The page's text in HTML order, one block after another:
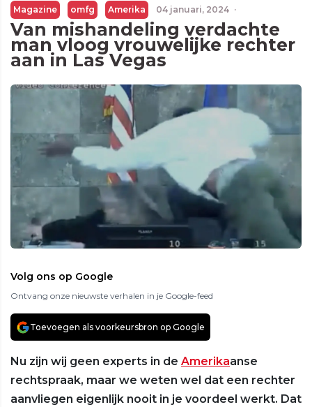
Magazine omfg Amerika 04 januari, 2024 ·
Van mishandeling verdachte
man vloog vrouwelijke rechter
aan in Las Vegas
Volg ons op Google
Ontvang onze nieuwste verhalen in je Google-feed
Toevoegen als voorkeursbron op Google
Nu zijn wij geen experts in de Amerikaanse
rechtspraak, maar we weten wel dat een rechter
aanvliegen eigenlijk nooit in je voordeel werkt. Dat